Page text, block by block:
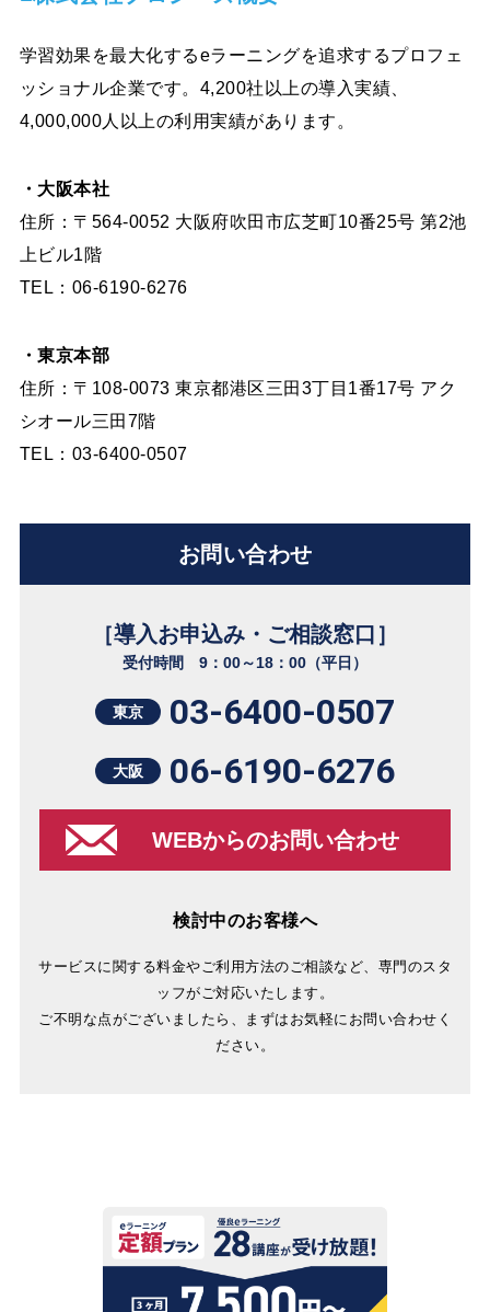
学習効果を最大化するeラーニングを追求するプロフェ
ッショナル企業です。4,200社以上の導入実績、
4,000,000人以上の利用実績があります。
・大阪本社
住所：〒564-0052 大阪府吹田市広芝町10番25号 第2池
上ビル1階
TEL：06-6190-6276
・東京本部
住所：〒108-0073 東京都港区三田3丁目1番17号 アク
シオール三田7階
TEL：03-6400-0507
お問い合わせ
［導入お申込み・ご相談窓口］
受付時間 9：00～18：00（平日）
東京 03-6400-0507
大阪 06-6190-6276
WEBからのお問い合わせ
検討中のお客様へ
サービスに関する料金やご利用方法のご相談など、専門のスタ
ッフがご対応いたします。
ご不明な点がございましたら、まずはお気軽にお問い合わせく
ださい。